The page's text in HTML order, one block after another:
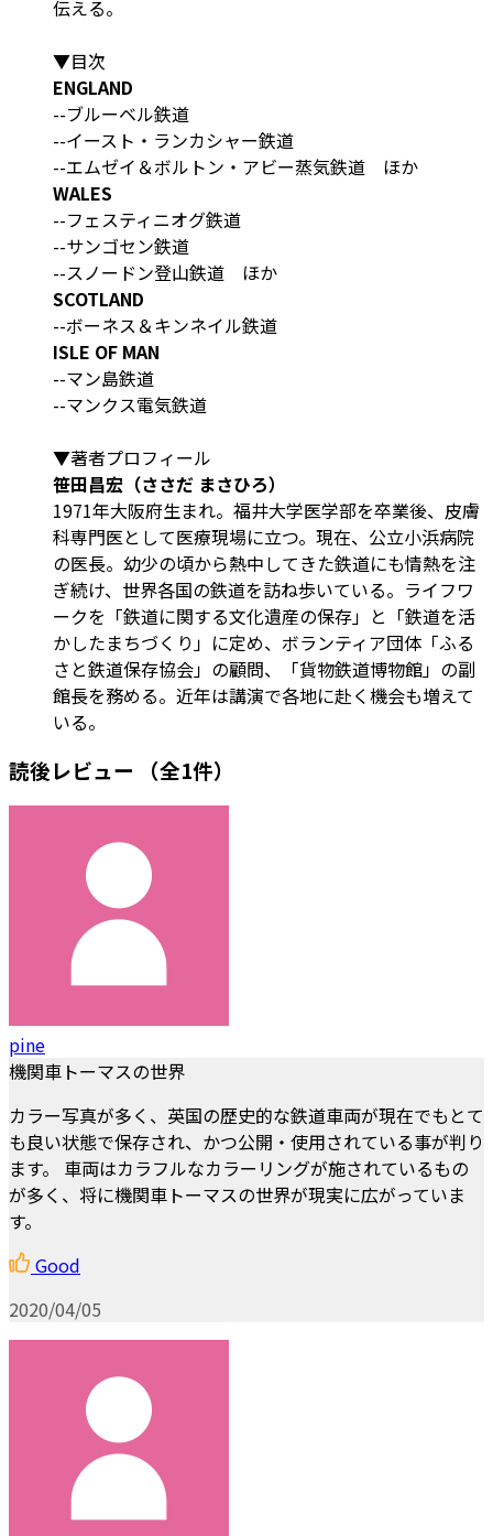
伝える。
▼目次
ENGLAND
--ブルーベル鉄道
--イースト・ランカシャー鉄道
--エムゼイ＆ボルトン・アビー蒸気鉄道 ほか
WALES
--フェスティニオグ鉄道
--サンゴセン鉄道
--スノードン登山鉄道 ほか
SCOTLAND
--ボーネス＆キンネイル鉄道
ISLE OF MAN
--マン島鉄道
--マンクス電気鉄道
▼著者プロフィール
笹田昌宏（ささだ まさひろ）
1971年大阪府生まれ。福井大学医学部を卒業後、皮膚
科専門医として医療現場に立つ。現在、公立小浜病院
の医長。幼少の頃から熱中してきた鉄道にも情熱を注
ぎ続け、世界各国の鉄道を訪ね歩いている。ライフワ
ークを「鉄道に関する文化遺産の保存」と「鉄道を活
かしたまちづくり」に定め、ボランティア団体「ふる
さと鉄道保存協会」の顧問、「貨物鉄道博物館」の副
館長を務める。近年は講演で各地に赴く機会も増えて
いる。
読後レビュー （全1件）
pine
機関車トーマスの世界
カラー写真が多く、英国の歴史的な鉄道車両が現在でもとて
も良い状態で保存され、かつ公開・使用されている事が判り
ます。 車両はカラフルなカラーリングが施されているもの
が多く、将に機関車トーマスの世界が現実に広がっていま
す。
Good
2020/04/05